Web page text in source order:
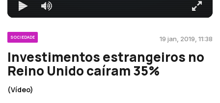
SOCIEDADE 19 jan, 2019, 11:38
Investimentos estrangeiros no
Reino Unido caíram 35%
(Vídeo)